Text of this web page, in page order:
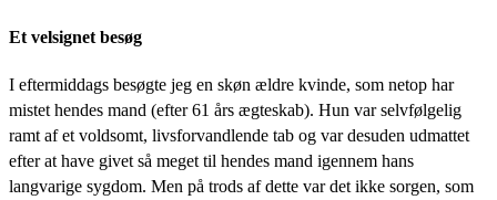
Et velsignet besøg
I eftermiddags besøgte jeg en skøn ældre kvinde, som netop har
mistet hendes mand (efter 61 års ægteskab). Hun var selvfølgelig
ramt af et voldsomt, livsforvandlende tab og var desuden udmattet
efter at have givet så meget til hendes mand igennem hans
langvarige sygdom. Men på trods af dette var det ikke sorgen, som